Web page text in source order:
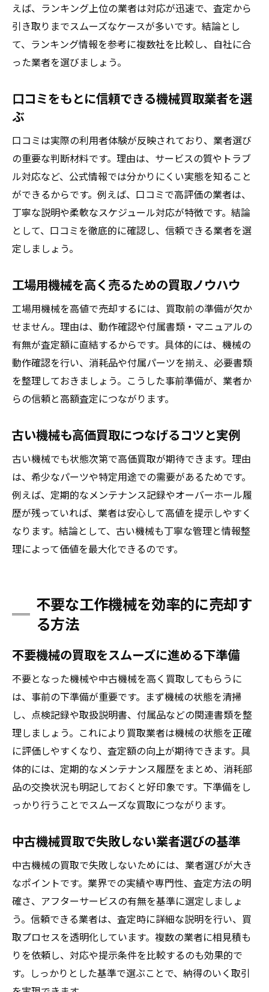
口コミ評価を活かして業者選びを簡単に
古い工場用機械も高値で売るための工夫
ランキングサイト利用で現金化をスピード
アップ
古い機械も高値で売るコツと注意点
機械の年式や状態をアピールする書き方の
工夫
中古機械買取でトラブルを防ぐポイント
口コミから学ぶ古い機械買取成功の秘訣
工場機械買取時に注意したい査定基準とは
ランキングサイトで古い機械の高額売却を
口コミを活かした安心機械買取の選び方
口コミで選ぶ信頼できる機械買取業者の特
徴
中古機械買取comの評判をチェックしよう
工場機械買取の安心ポイントを口コミで検
証
ランキングと口コミを併用した業者比較術
古い機械買取の口コミから学ぶ注意点
口コミを参考にした査定依頼の進め方
機械を高く売却したい方必見のポイント
機械を高価買取につなげる事前準備の方法
中古機械買取で査定額を上げる交渉テクニ
ック
ランキング情報の活用が高額査定の鍵
古い機械も高く売るための売却戦略
スムーズな中古機械買取を実現する秘訣
機械買取の流れを把握して手続きを簡単に
口コミを活用したトラブル回避のポイント
ランキングを活かして賢く業者を選ぶ方法
工場機械買取時のタイミングと段取りの工
夫
古い機械の売却も一括で進める効率的手法
えば、ランキング上位の業者は対応が迅速で、査定から
引き取りまでスムーズなケースが多いです。結論とし
て、ランキング情報を参考に複数社を比較し、自社に合
った業者を選びましょう。
口コミをもとに信頼できる機械買取業者を選
ぶ
口コミは実際の利用者体験が反映されており、業者選び
の重要な判断材料です。理由は、サービスの質やトラブ
ル対応など、公式情報では分かりにくい実態を知ること
ができるからです。例えば、口コミで高評価の業者は、
丁寧な説明や柔軟なスケジュール対応が特徴です。結論
として、口コミを徹底的に確認し、信頼できる業者を選
定しましょう。
工場用機械を高く売るための買取ノウハウ
工場用機械を高値で売却するには、買取前の準備が欠か
せません。理由は、動作確認や付属書類・マニュアルの
有無が査定額に直結するからです。具体的には、機械の
動作確認を行い、消耗品や付属パーツを揃え、必要書類
を整理しておきましょう。こうした事前準備が、業者か
らの信頼と高額査定につながります。
古い機械も高価買取につなげるコツと実例
古い機械でも状態次第で高価買取が期待できます。理由
は、希少なパーツや特定用途での需要があるためです。
例えば、定期的なメンテナンス記録やオーバーホール履
歴が残っていれば、業者は安心して高値を提示しやすく
なります。結論として、古い機械も丁寧な管理と情報整
理によって価値を最大化できるのです。
不要な工作機械を効率的に売却す
る方法
不要機械の買取をスムーズに進める下準備
不要となった機械や中古機械を高く買取してもらうに
は、事前の下準備が重要です。まず機械の状態を清掃
し、点検記録や取扱説明書、付属品などの関連書類を整
理しましょう。これにより買取業者は機械の状態を正確
に評価しやすくなり、査定額の向上が期待できます。具
体的には、定期的なメンテナンス履歴をまとめ、消耗部
品の交換状況も明記しておくと好印象です。下準備をし
っかり行うことでスムーズな買取につながります。
中古機械買取で失敗しない業者選びの基準
中古機械の買取で失敗しないためには、業者選びが大き
なポイントです。業界での実績や専門性、査定方法の明
確さ、アフターサービスの有無を基準に選定しましょ
う。信頼できる業者は、査定時に詳細な説明を行い、買
取プロセスを透明化しています。複数の業者に相見積も
りを依頼し、対応や提示条件を比較するのも効果的で
す。しっかりとした基準で選ぶことで、納得のいく取引